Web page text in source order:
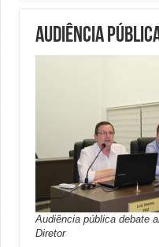
Audiência
Audiência pública debate
Diretor